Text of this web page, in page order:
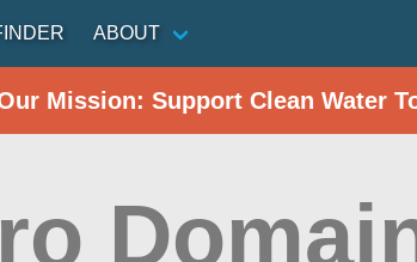
ABOUT
Mission: Support Clean Water